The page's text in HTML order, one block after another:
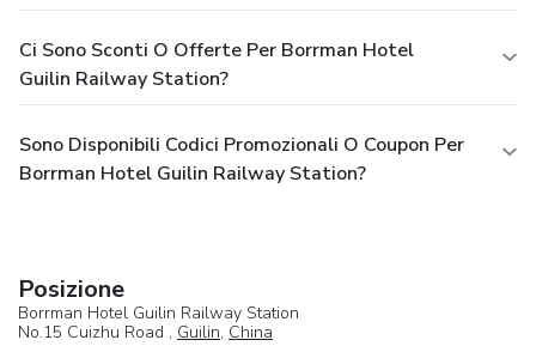
Ci Sono Sconti O Offerte Per Borrman Hotel
Guilin Railway Station?
Sono Disponibili Codici Promozionali O Coupon Per
Borrman Hotel Guilin Railway Station?
Posizione
Borrman Hotel Guilin Railway Station
No.15 Cuizhu Road , Guilin, China